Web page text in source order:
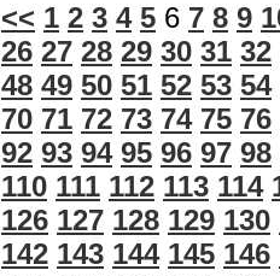
<< 1 2 3 4 5 6 7 8 9
26 27 28 29 30 31 32
48 49 50 51 52 53 54
70 71 72 73 74 75 76
92 93 94 95 96 97 98
110 111 112 113 114
126 127 128 129 130
142 143 144 145 146